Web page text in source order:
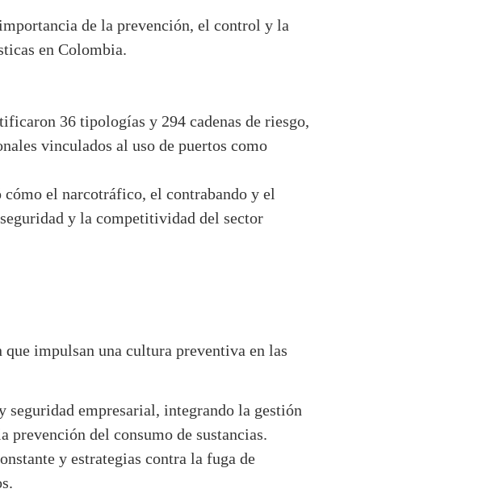
de la prevención, el control y la
en Colombia.
36 tipologías y 294 cadenas de riesgo,
vinculados al uso de puertos como
cómo el narcotráfico, el contrabando y el
y la competitividad del sector
impulsan una cultura preventiva en las
seguridad empresarial, integrando la gestión
prevención del consumo de sustancias.
y estrategias contra la fuga de